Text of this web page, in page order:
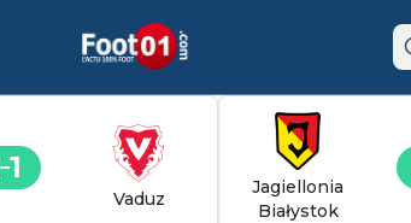
1
Vaduz
Jagiellonia
Białystok